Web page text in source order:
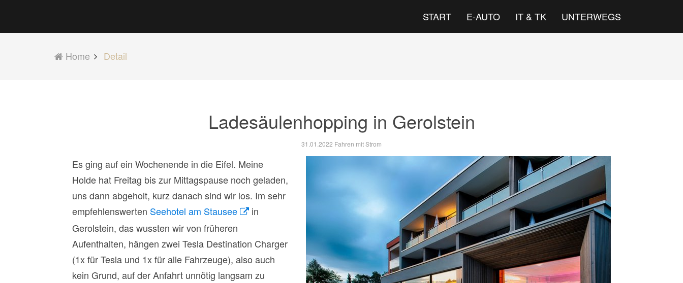
START E-AUTO IT & TK UNTERWEGS
Home Detail
Ladesäulenhopping in Gerolstein
31.01.2022 Fahren mit Strom
Es ging auf ein Wochenende in die Eifel. Meine
Holde hat Freitag bis zur Mittagspause noch geladen,
uns dann abgeholt, kurz danach sind wir los. Im sehr
empfehlenswerten Seehotel am Stausee
in
Gerolstein, das wussten wir von früheren
Aufenthalten, hängen zwei Tesla Destination Charger
(1x für Tesla und 1x für alle Fahrzeuge), also auch
kein Grund, auf der Anfahrt unnötig langsam zu